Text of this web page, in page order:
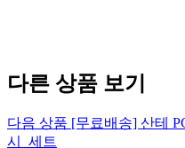
다른 상품 보기
다음 상품 [무료배송] 산테
시_세트